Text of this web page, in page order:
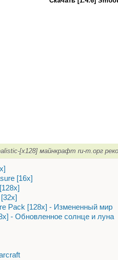
[x128] майнкрафт ru-m.орг
[16x]
Pack [128x] - Измененный мир
- Обновленное солнце и луна